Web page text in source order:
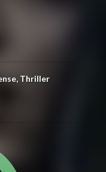
Thriller